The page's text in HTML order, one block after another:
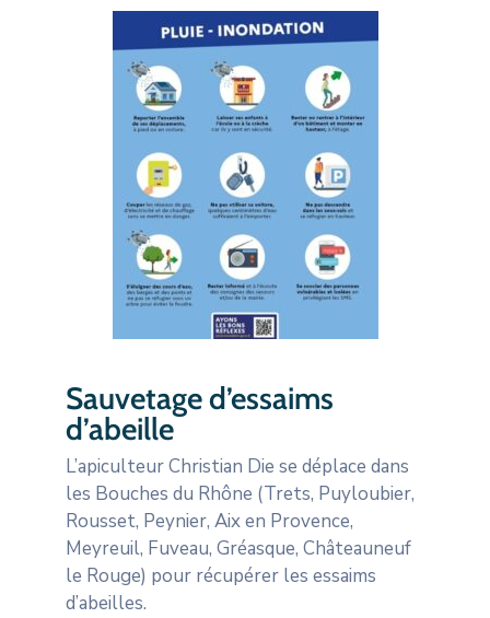
Sauvetage d’essaims
d’abeille
L’apiculteur Christian Die se déplace dans
les Bouches du Rhône (Trets, Puyloubier,
Rousset, Peynier, Aix en Provence,
Meyreuil, Fuveau, Gréasque, Châteauneuf
le Rouge) pour récupérer les essaims
d’abeilles.